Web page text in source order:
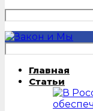
Главная
Статьи